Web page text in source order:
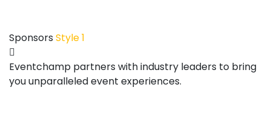
Sponsors
Sponsors Style 1
Eventchamp partners with industry leaders to bring
you unparalleled event experiences.